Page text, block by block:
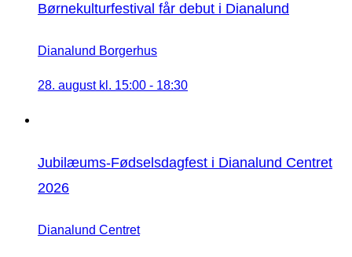
Børnekulturfestival får debut i Dianalund
Dianalund Borgerhus
28. august kl. 15:00 - 18:30
Jubilæums-Fødselsdagfest i Dianalund Centret
2026
Dianalund Centret